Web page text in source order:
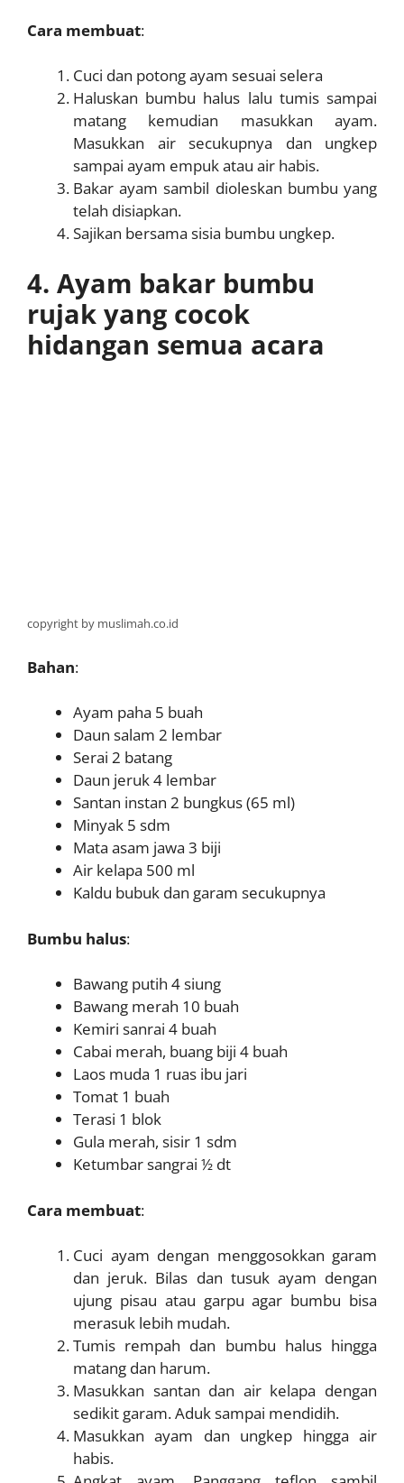
Cara membuat:
Cuci dan potong ayam sesuai selera
Haluskan bumbu halus lalu tumis sampai
matang kemudian masukkan ayam.
Masukkan air secukupnya dan ungkep
sampai ayam empuk atau air habis.
Bakar ayam sambil dioleskan bumbu yang
telah disiapkan.
Sajikan bersama sisia bumbu ungkep.
4. Ayam bakar bumbu
rujak yang cocok
hidangan semua acara
copyright by muslimah.co.id
Bahan:
Ayam paha 5 buah
Daun salam 2 lembar
Serai 2 batang
Daun jeruk 4 lembar
Santan instan 2 bungkus (65 ml)
Minyak 5 sdm
Mata asam jawa 3 biji
Air kelapa 500 ml
Kaldu bubuk dan garam secukupnya
Bumbu halus:
Bawang putih 4 siung
Bawang merah 10 buah
Kemiri sanrai 4 buah
Cabai merah, buang biji 4 buah
Laos muda 1 ruas ibu jari
Tomat 1 buah
Terasi 1 blok
Gula merah, sisir 1 sdm
Ketumbar sangrai ½ dt
Cara membuat:
Cuci ayam dengan menggosokkan garam
dan jeruk. Bilas dan tusuk ayam dengan
ujung pisau atau garpu agar bumbu bisa
merasuk lebih mudah.
Tumis rempah dan bumbu halus hingga
matang dan harum.
Masukkan santan dan air kelapa dengan
sedikit garam. Aduk sampai mendidih.
Masukkan ayam dan ungkep hingga air
habis.